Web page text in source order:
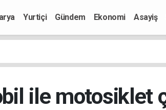
Yurtiçi Gündem Ekonomi Asayiş
ile motosiklet